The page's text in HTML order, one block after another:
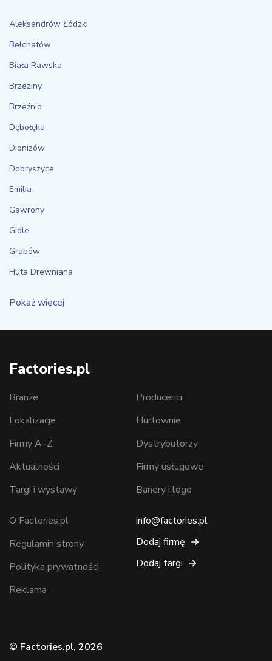
Aleksandrów Łódzki
Bełchatów
Biała Rawska
Brzeziny
Brzeźnio
Dębołęka
Dionizów
Dobryszyce
Emilia
Gawrony
Gidle
Grabów
Huta Drewniana
Pokaż więcej
Factories.pl
Branże
Lokalizacje
Firmy A–Z
Aktualności
Targi i wystawy
Producenci
Hurtownie
Dystrybutorzy
Firmy usługowe
Banery i logo
O Factories.pl
Regulamin strony
Polityka prywatności
Reklama
info@factories.pl
Dodaj firmę
Dodaj targi
© Factories.pl, 2026